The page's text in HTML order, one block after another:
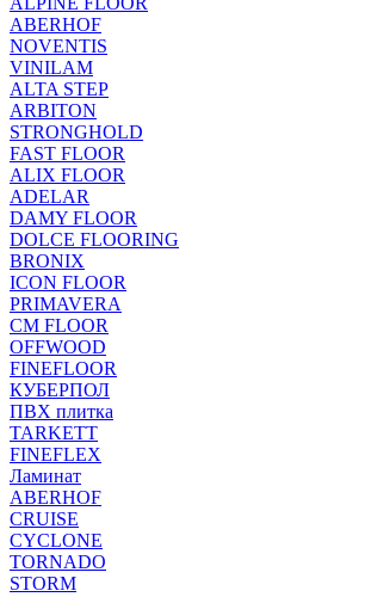
ABERHOF
NOVENTIS
VINILAM
ALTA STEP
ARBITON
STRONGHOLD
FAST FLOOR
ALIX FLOOR
ADELAR
DAMY FLOOR
DOLCE FLOORING
BRONIX
ICON FLOOR
PRIMAVERA
CM FLOOR
OFFWOOD
FINEFLOOR
КУБЕРПОЛ
ПВХ плитка
TARKETT
FINEFLEX
Ламинат
ABERHOF
CRUISE
CYCLONE
TORNADO
STORM